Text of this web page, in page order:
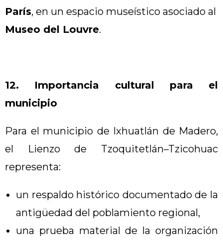
París, en un espacio museístico asociado al
Museo del Louvre.
12. Importancia cultural para el
municipio
Para el municipio de Ixhuatlán de Madero,
el Lienzo de Tzoquitetlán–Tzicohuac
representa:
un respaldo histórico documentado de la
antigüedad del poblamiento regional,
una prueba material de la organización